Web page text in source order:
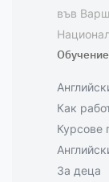
във
Обучение
Как
Курсове
За деца